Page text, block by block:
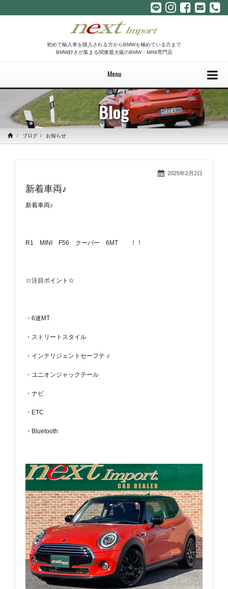
初めて輸入車を購入される方からBMWを極めている方まで
BMW好きが集まる関東最大級のBMW・MINI専門店
Menu
Blog
ブログ お知らせ
2025年2月2日
新着車両♪
新着車両♪
R1 MINI F56 クーパー 6MT ！！
☆注目ポイント☆
・6速MT
・ストリートスタイル
・インテリジェントセーフティ
・ユニオンジャックテール
・ナビ
・ETC
・Bluetooth